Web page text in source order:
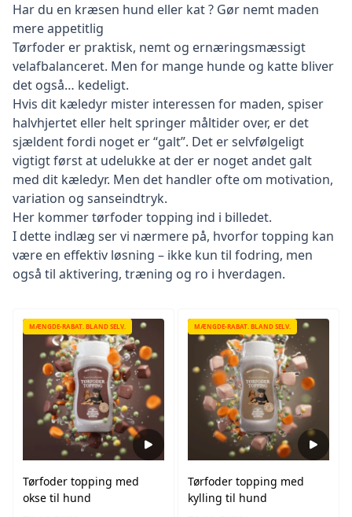
Har du en kræsen hund eller kat ? Gør nemt maden
mere appetitlig
Tørfoder er praktisk, nemt og ernæringsmæssigt
velafbalanceret. Men for mange hunde og katte bliver
det også… kedeligt.
Hvis dit kæledyr mister interessen for maden, spiser
halvhjertet eller helt springer måltider over, er det
sjældent fordi noget er “galt”. Det er selvfølgeligt
vigtigt først at udelukke at der er noget andet galt
med dit kæledyr. Men det handler ofte om motivation,
variation og sanseindtryk.
Her kommer tørfoder topping ind i billedet.
I dette indlæg ser vi nærmere på, hvorfor topping kan
være en effektiv løsning – ikke kun til fodring, men
også til aktivering, træning og ro i hverdagen.
MÆNGDE-RABAT. BLAND SELV.
Tørfoder topping med
okse til hund
MÆNGDE-RABAT. BLAND SELV.
Tørfoder topping med
kylling til hund